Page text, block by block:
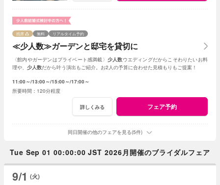
≪少人数≫ガーデンと邸宅を貸切に
残席 無料 リアルタイム予約
〈館内やガーデンはプライベート感満載〉 少人数ウエディングだからこそわりたいお料
理や、 少人数だから叶う演出もご紹介。お2人の予算に合わせた見積もりもご提案！
11:00～ 13:00～ 15:00～ 17:00～
120分程度
詳しくみる フェア予約
同日開催の他のフェアを見る(5件)
Tue Sep 01 00:00:00 JST 2026月開催のブライダルフェア
9/1 (火)